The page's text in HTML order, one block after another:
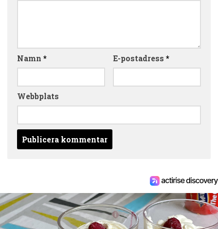
Namn * E-postadress *
Webbplats